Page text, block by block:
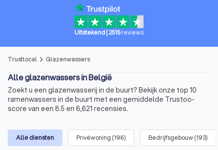
Uitstekend 2515reviews
Trustlocal arrow_forward_ios Glazenwassers
Alle glazenwassers in België
Zoekt u een glazenwasserij in de buurt? Bekijk onze top 10
ramenwassers in de buurt met een gemiddelde Trustoo-
score van een 8.5 en 6,621 recensies.
Alle diensten Privéwoning (196) Bedrijfsgebouw(193)